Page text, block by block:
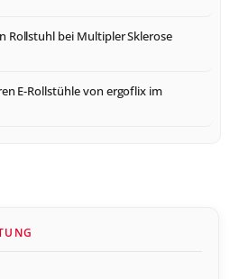
Rollstuhl bei Multipler Sklerose
E-Rollstühle von ergoflix im